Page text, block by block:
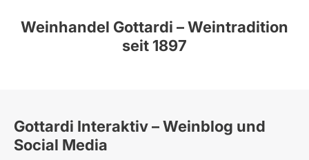
Weinhandel Gottardi – Weintradition
seit 1897
Gottardi Interaktiv – Weinblog und
Social Media